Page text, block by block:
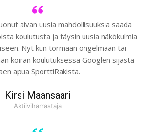
aivan uusia mahdollisuuksia saada
koulutusta ja täysin uusia näkökulmia
Nyt kun törmään ongelmaan tai
koiran koulutuksessa Googlen sijasta
apua SporttiRakista.
Kirsi Maansaari
Aktiiviharrastaja